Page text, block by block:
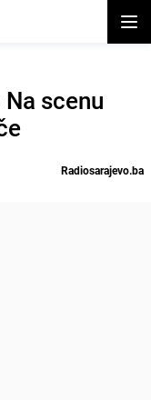
scenu
Radiosarajevo.ba